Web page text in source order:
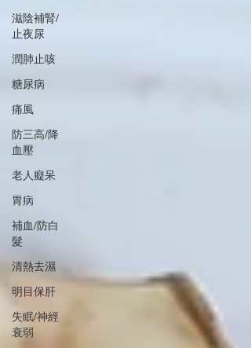
滋陰補腎/
止夜尿
潤肺止咳
糖尿病
痛風
防三高/降
血壓
老人癡呆
胃病
補血/防白
髮
清熱去濕
明目保肝
失眠/神經
衰弱